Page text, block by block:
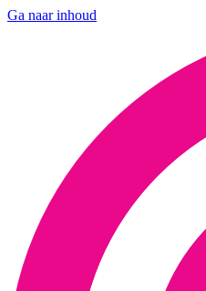
Ga naar inhoud